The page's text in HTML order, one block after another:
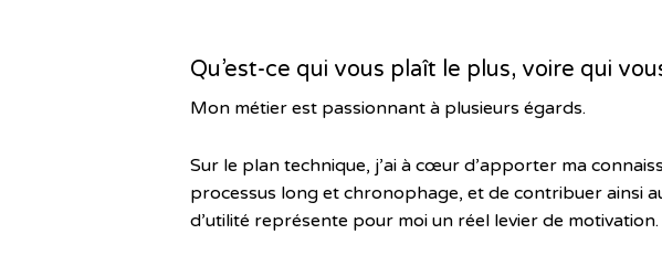
Qu’est-ce qui vous plaît le plus, voire qui
Mon métier est passionnant à plusieurs égards.
Sur le plan technique, j’ai à cœur d’apporter ma
processus long et chronophage, et de contribuer ainsi
d’utilité représente pour moi un réel levier de motivation.